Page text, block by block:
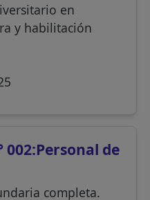
en
y habilitación
002:Personal de
completa.